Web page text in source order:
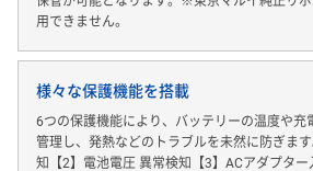
用できません。
様々な保護機能を搭載
6つの保護機能により、バッテリーの温度や充
管理し、発熱などのトラブルを未然に防ぎま
知【2】電池電圧 異常検知【3】ACアダプター